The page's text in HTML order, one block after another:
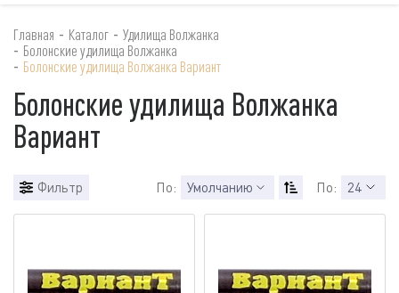
Главная - Каталог - Удилища Волжанка
- Болонские удилища Волжанка
- Болонские удилища Волжанка Вариант
Болонские удилища Волжанка
Вариант
Фильтр По: Умолчанию По: 24